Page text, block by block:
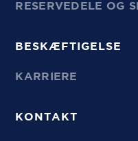
RESERVEDELE OG
BESKÆFTIGELSE
KARRIERE
KONTAKT